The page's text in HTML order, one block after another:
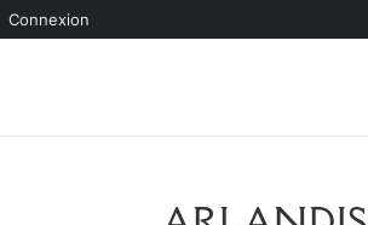
Connexion